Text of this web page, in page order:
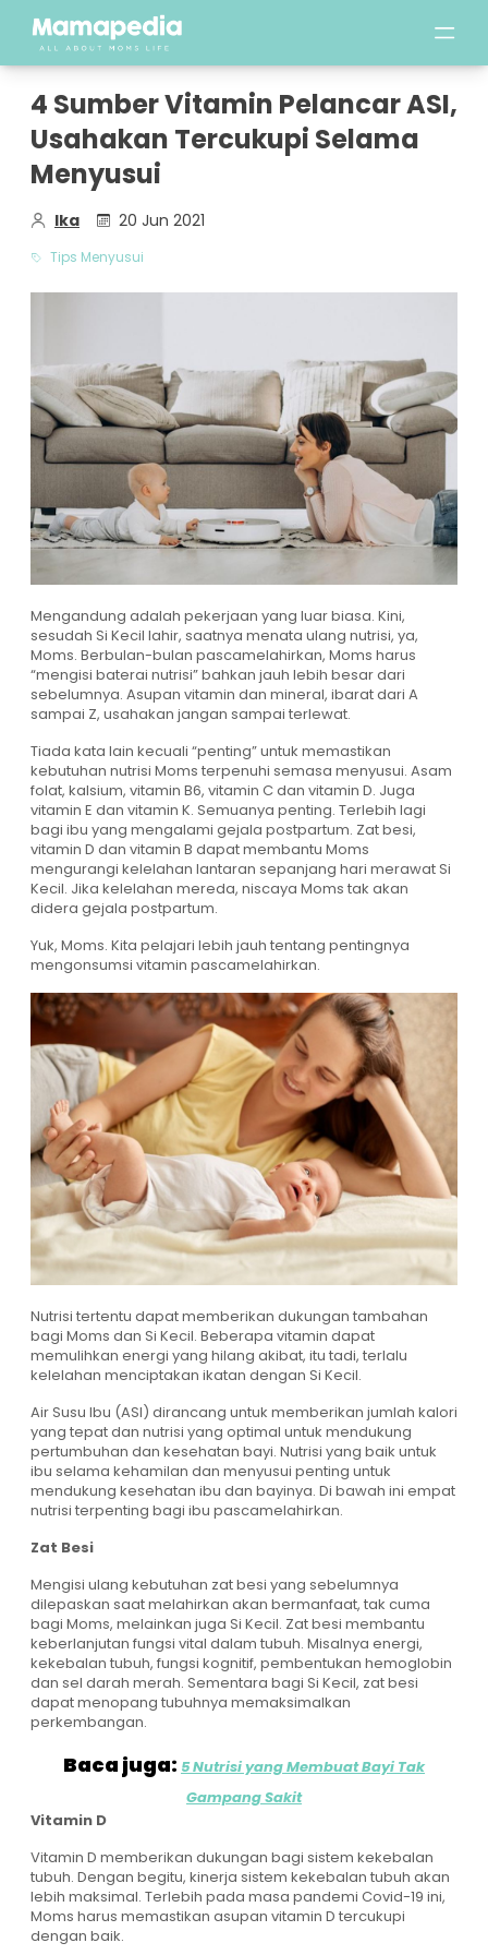
4 Sumber Vitamin Pelancar ASI,
Usahakan Tercukupi Selama
Menyusui
Ika 20 Jun 2021
Tips Menyusui
Mengandung adalah pekerjaan yang luar biasa. Kini,
sesudah Si Kecil lahir, saatnya menata ulang nutrisi, ya,
Moms. Berbulan-bulan pascamelahirkan, Moms harus
“mengisi baterai nutrisi” bahkan jauh lebih besar dari
sebelumnya. Asupan vitamin dan mineral, ibarat dari A
sampai Z, usahakan jangan sampai terlewat.
Tiada kata lain kecuali “penting” untuk memastikan
kebutuhan nutrisi Moms terpenuhi semasa menyusui. Asam
folat, kalsium, vitamin B6, vitamin C dan vitamin D. Juga
vitamin E dan vitamin K. Semuanya penting. Terlebih lagi
bagi ibu yang mengalami gejala postpartum. Zat besi,
vitamin D dan vitamin B dapat membantu Moms
mengurangi kelelahan lantaran sepanjang hari merawat Si
Kecil. Jika kelelahan mereda, niscaya Moms tak akan
didera gejala postpartum.
Yuk, Moms. Kita pelajari lebih jauh tentang pentingnya
mengonsumsi vitamin pascamelahirkan.
Nutrisi tertentu dapat memberikan dukungan tambahan
bagi Moms dan Si Kecil. Beberapa vitamin dapat
memulihkan energi yang hilang akibat, itu tadi, terlalu
kelelahan menciptakan ikatan dengan Si Kecil.
Air Susu Ibu (ASI) dirancang untuk memberikan jumlah kalori
yang tepat dan nutrisi yang optimal untuk mendukung
pertumbuhan dan kesehatan bayi. Nutrisi yang baik untuk
ibu selama kehamilan dan menyusui penting untuk
mendukung kesehatan ibu dan bayinya. Di bawah ini empat
nutrisi terpenting bagi ibu pascamelahirkan.
Zat Besi
Mengisi ulang kebutuhan zat besi yang sebelumnya
dilepaskan saat melahirkan akan bermanfaat, tak cuma
bagi Moms, melainkan juga Si Kecil. Zat besi membantu
keberlanjutan fungsi vital dalam tubuh. Misalnya energi,
kekebalan tubuh, fungsi kognitif, pembentukan hemoglobin
dan sel darah merah. Sementara bagi Si Kecil, zat besi
dapat menopang tubuhnya memaksimalkan
perkembangan.
Baca juga: 5 Nutrisi yang Membuat Bayi Tak
Gampang Sakit
Vitamin D
Vitamin D memberikan dukungan bagi sistem kekebalan
tubuh. Dengan begitu, kinerja sistem kekebalan tubuh akan
lebih maksimal. Terlebih pada masa pandemi Covid-19 ini,
Moms harus memastikan asupan vitamin D tercukupi
dengan baik.